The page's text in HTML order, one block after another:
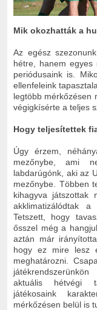
Mik okozhatták a
Az egész
hétre, hanem
periódusaink is.
ellenfeleink
legtöbb mérkőzésen
végigkísérte a teljes
Hogy teljesítettek
Úgy érzem,
mezőnybe, ami
labdarúgónk, aki az
mezőnybe. Többen
kihagyva játszottak
akklimatizálódtak
Tetszett, hogy
ősszel még a
aztán már
hogy ez mire lesz
meghatározni.
aktuális hétvégi
játékosaink
mérkőzésen belül is